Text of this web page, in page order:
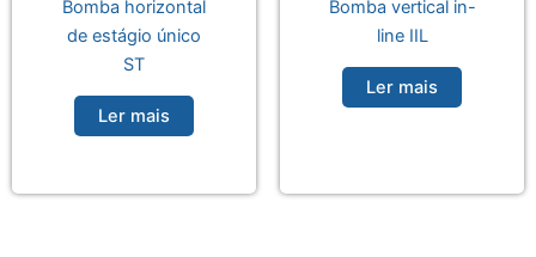
Bomba horizontal
de estágio único
ST
Ler mais
Bomba vertical in-
line IIL
Ler mais